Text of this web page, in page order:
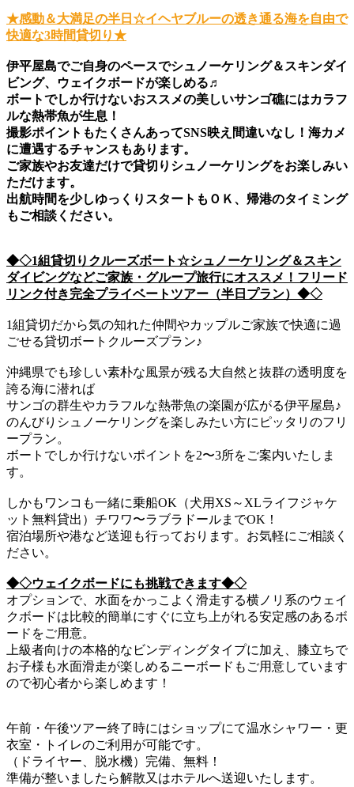
★感動＆大満足の半日☆イヘヤブルーの透き通る海を自由で
快適な3時間貸切り★
伊平屋島でご自身のペースでシュノーケリング＆スキンダイ
ビング、ウェイクボードが楽しめる♬
ボートでしか行けないおススメの美しいサンゴ礁にはカラフ
ルな熱帯魚が生息！
撮影ポイントもたくさんあってSNS映え間違いなし！海カメ
に遭遇するチャンスもあります。
ご家族やお友達だけで貸切りシュノーケリングをお楽しみい
ただけます。
出航時間を少しゆっくりスタートもＯＫ、帰港のタイミング
もご相談ください。
◆◇1組貸切りクルーズボート☆シュノーケリング＆スキン
ダイビングなどご家族・グループ旅行にオススメ！フリード
リンク付き完全プライベートツアー（半日プラン）◆◇
1組貸切だから気の知れた仲間やカップルご家族で快適に過
ごせる貸切ボートクルーズプラン♪
沖縄県でも珍しい素朴な風景が残る大自然と抜群の透明度を
誇る海に潜れば
サンゴの群生やカラフルな熱帯魚の楽園が広がる伊平屋島♪
のんびりシュノーケリングを楽しみたい方にピッタリのフリ
ープラン。
ボートでしか行けないポイントを2〜3所をご案内いたしま
す。
しかもワンコも一緒に乗船OK（犬用XS～XLライフジャケ
ット無料貸出）チワワ〜ラブラドールまでOK！
宿泊場所や港など送迎も行っております。お気軽にご相談く
ださい。
◆◇ウェイクボードにも挑戦できます◆◇
オプションで、水面をかっこよく滑走する横ノリ系のウェイ
クボードは比較的簡単にすぐに立ち上がれる安定感のあるボ
ードをご用意。
上級者向けの本格的なビンディングタイプに加え、膝立ちで
お子様も水面滑走が楽しめるニーボードもご用意しています
ので初心者から楽しめます！
午前・午後ツアー終了時にはショップにて温水シャワー・更
衣室・トイレのご利用が可能です。
（ドライヤー、脱水機）完備、無料！
準備が整いましたら解散又はホテルへ送迎いたします。